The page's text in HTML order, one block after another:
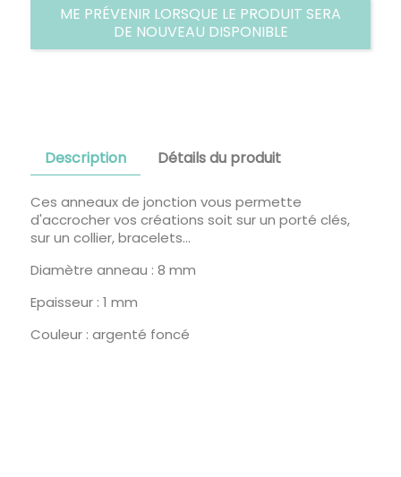
ME PRÉVENIR LORSQUE LE PRODUIT SERA
DE NOUVEAU DISPONIBLE
Description Détails du produit
Ces anneaux de jonction vous permette
d'accrocher vos créations soit sur un porté clés,
sur un collier, bracelets...
Diamètre anneau : 8 mm
Epaisseur : 1 mm
Couleur : argenté foncé